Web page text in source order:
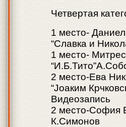
Четвертая
1 место-
“Славка и
1 место-
2 место-Ева
“Јоаким
Видеозапись
2 место-София
К.Симонов